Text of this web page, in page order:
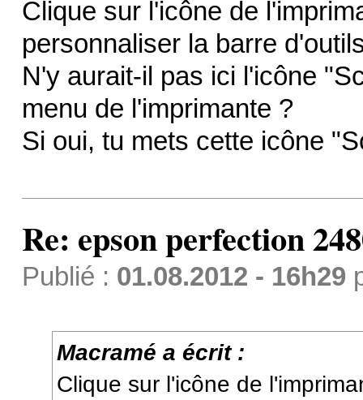
Clique sur l'icône de
personnaliser la barre
N'y aurait-il pas ici l'icône
menu de l'imprimante ?
Si oui, tu mets cette icône
Re: epson perfection
Publié : 01.08.2012 - 16h29
Macramé a écrit :
Clique sur l'icône de